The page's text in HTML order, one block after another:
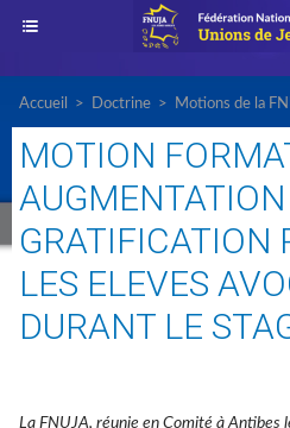
Accueil > Doctrine > Motions de la
MOTION
GRATIFICATION
LES ELEVES
DURANT LE
La FNUJA, réunie en Comité à